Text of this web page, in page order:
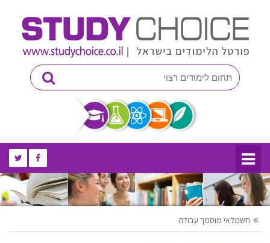
חשמלאי מוסמך עבודה